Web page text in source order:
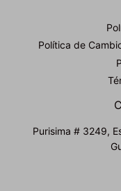
Política de
Purisima # 3249,